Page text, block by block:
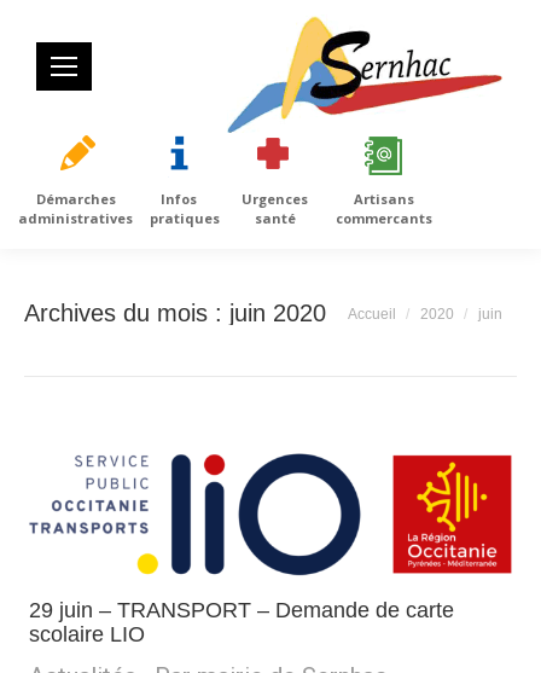
Démarches
administratives
Infos
pratiques
Urgences
santé
Artisans
commercants
Archives du mois : juin 2020 Vous êtes ici :
Accueil 2020 juin
29 juin – TRANSPORT – Demande de carte
scolaire LIO